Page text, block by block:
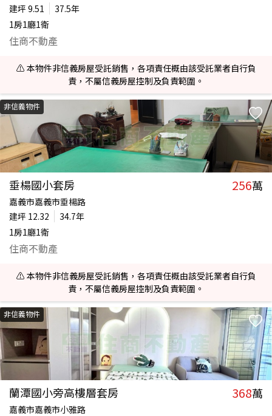
建坪 9.51
37.5年
1房1廳1衛
住商不動產
⚠️ 本物件非信義房屋受託銷售，各項責任概由該受託業者自行負
責，不屬信義房屋控制及負責範圍。
非信義物件
垂楊國小套房 256萬
嘉義市嘉義市垂楊路
建坪 12.32
34.7年
1房1廳1衛
住商不動產
⚠️ 本物件非信義房屋受託銷售，各項責任概由該受託業者自行負
責，不屬信義房屋控制及負責範圍。
非信義物件
蘭潭國小旁高樓層套房 368萬
嘉義市嘉義市小雅路